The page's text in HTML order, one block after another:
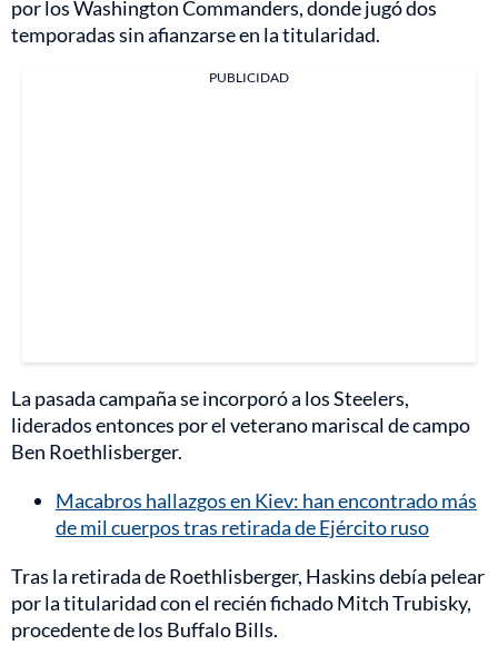
por los Washington Commanders, donde jugó dos
temporadas sin afianzarse en la titularidad.
PUBLICIDAD
La pasada campaña se incorporó a los Steelers,
liderados entonces por el veterano mariscal de campo
Ben Roethlisberger.
Macabros hallazgos en Kiev: han encontrado más
de mil cuerpos tras retirada de Ejército ruso
Tras la retirada de Roethlisberger, Haskins debía pelear
por la titularidad con el recién fichado Mitch Trubisky,
procedente de los Buffalo Bills.